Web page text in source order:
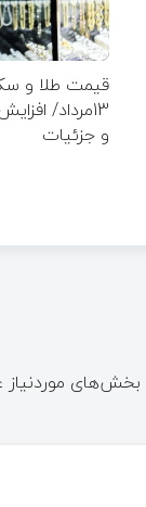
قیمت طلا و
13مرداد/
و جزئیات
بخش‌های موردنیاز